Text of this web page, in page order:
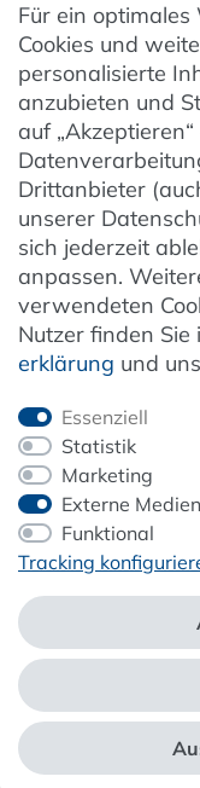
AGB
Barrierefreiheit
Hinweise zur
Entsorgung von
Vertrag
Newsletter
Jetzt anmelden
*Alle Preise inkl. der
Für ein
Cookies und
personalisierte
anzubieten und
auf
Drittanbieter
unserer
sich jederzeit
anpassen.
verwendeten
Nutzer finden Sie
erklärung und
Essenziell
Statistik
Marketing
Externe Medien
Funktional
Tracking